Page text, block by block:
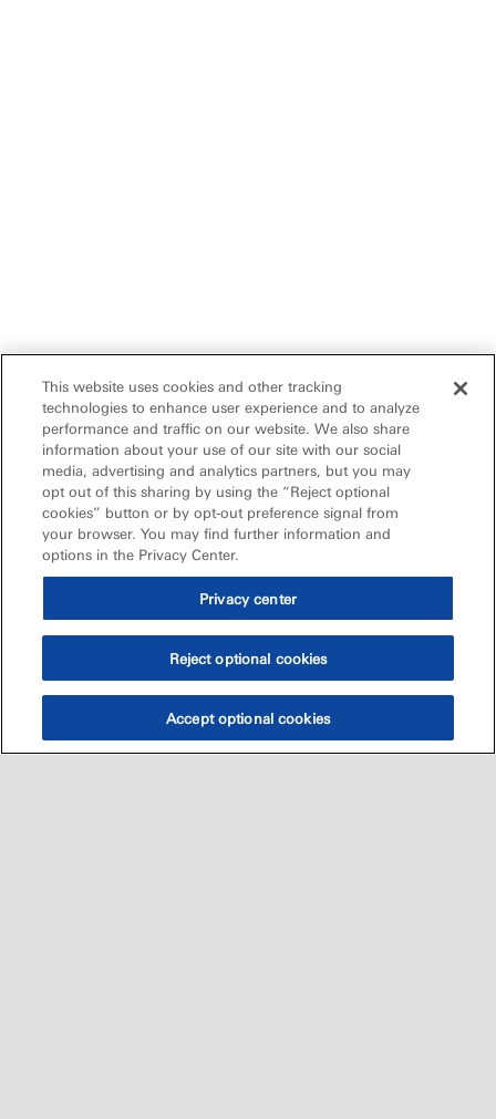
This website uses cookies and other tracking
technologies to enhance user experience and to analyze
performance and traffic on our website. We also share
information about your use of our site with our social
media, advertising and analytics partners, but you may
opt out of this sharing by using the “Reject optional
cookies” button or by opt-out preference signal from
your browser. You may find further information and
options in the Privacy Center.
Privacy center
Reject optional cookies
Accept optional cookies